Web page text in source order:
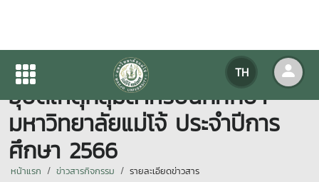
TH
ผลการคัดเลือกบริษัทประกัน
อุบัติเหตุกลุ่มสำหรับนักศึกษา
มหาวิทยาลัยแม่โจ้ ประจำปีการ
ศึกษา 2566
หน้าแรก ข่าวสารกิจกรรม รายละเอียดข่าวสาร